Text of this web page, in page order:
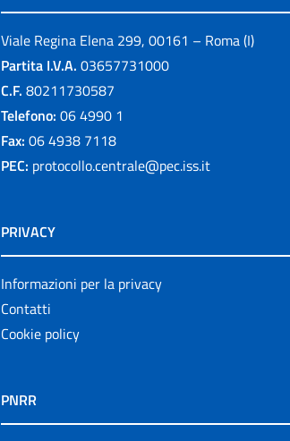
Viale Regina Elena 299, 00161 – Roma (I)
Partita I.V.A. 03657731000
C.F. 80211730587
Telefono: 06 4990 1
Fax: 06 4938 7118
PEC: protocollo.centrale@pec.iss.it
PRIVACY
Informazioni per la privacy
Contatti
Cookie policy
PNRR